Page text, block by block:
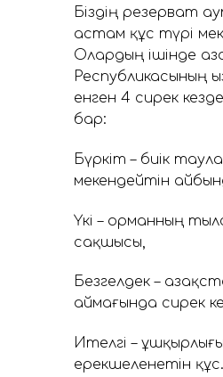
Біздің резерват
астам құс түрі
Олардың ішінде
Республикасының
енген 4 сирек
бар:
Бүркіт – биік
мекендейтін
Үкі – орманның
сақшысы,
Безгелдек –
аймағында сирек
Ителгі –
ерекшеленетін құс.